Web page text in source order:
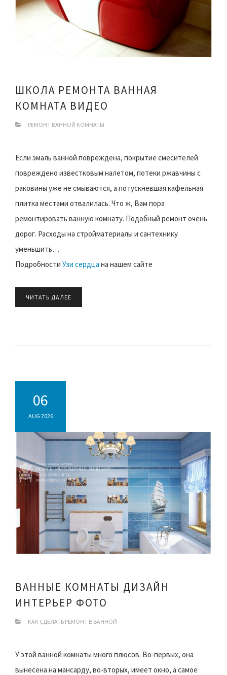
ШКОЛА РЕМОНТА ВАННАЯ
КОМНАТА ВИДЕО
РЕМОНТ ВАННОЙ КОМНАТЫ
Если эмаль ванной повреждена, покрытие смесителей
повреждено известковым налетом, потеки ржавчины с
раковины уже не смываются, а потускневшая кафельная
плитка местами отвалилась. Что ж, Вам пора
ремонтировать ванную комнату. Подобный ремонт очень
дорог. Расходы на стройматериалы и сантехнику
уменьшить…
Подробности Узи сердца на нашем сайте
ЧИТАТЬ ДАЛЕЕ
06
AUG 2026
ВАННЫЕ КОМНАТЫ ДИЗАЙН
ИНТЕРЬЕР ФОТО
КАК СДЕЛАТЬ РЕМОНТ В ВАННОЙ
У этой ванной комнаты много плюсов. Во-первых, она
вынесена на мансарду, во-вторых, имеет окно, а самое